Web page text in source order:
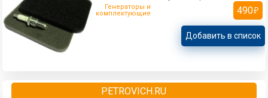
Генераторы и
комплектующие
490
Добавить в список
PETROVICH.RU